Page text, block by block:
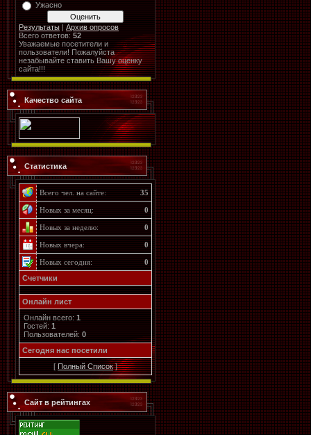
Ужасно
Результаты
Архив опросов
Всего ответов: 52
Уважаемые посетители и
пользователи! Пожалуйста
незабывайте ставить Вашу оценку
сайта!!!
Качество сайта
Статистика
Всего чел. на сайте: 35
Новых за месяц: 0
Новых за неделю: 0
Новых вчера: 0
Новых сегодня:
0
Счетчики
Онлайн лист
Онлайн всего: 1
Гостей: 1
Пользователей: 0
Cегодня нас посетили
[ Полный Список]
Сайт в рейтингах